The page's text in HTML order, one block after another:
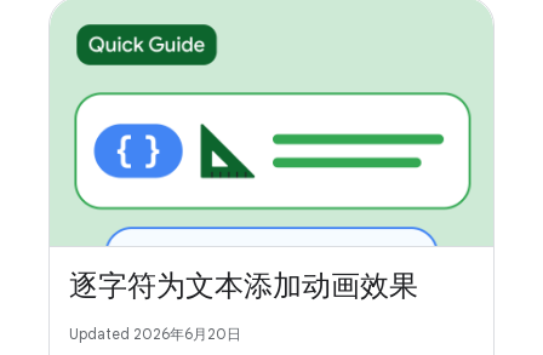
逐字符为文本添加动画效果
Updated 2026年6月20日